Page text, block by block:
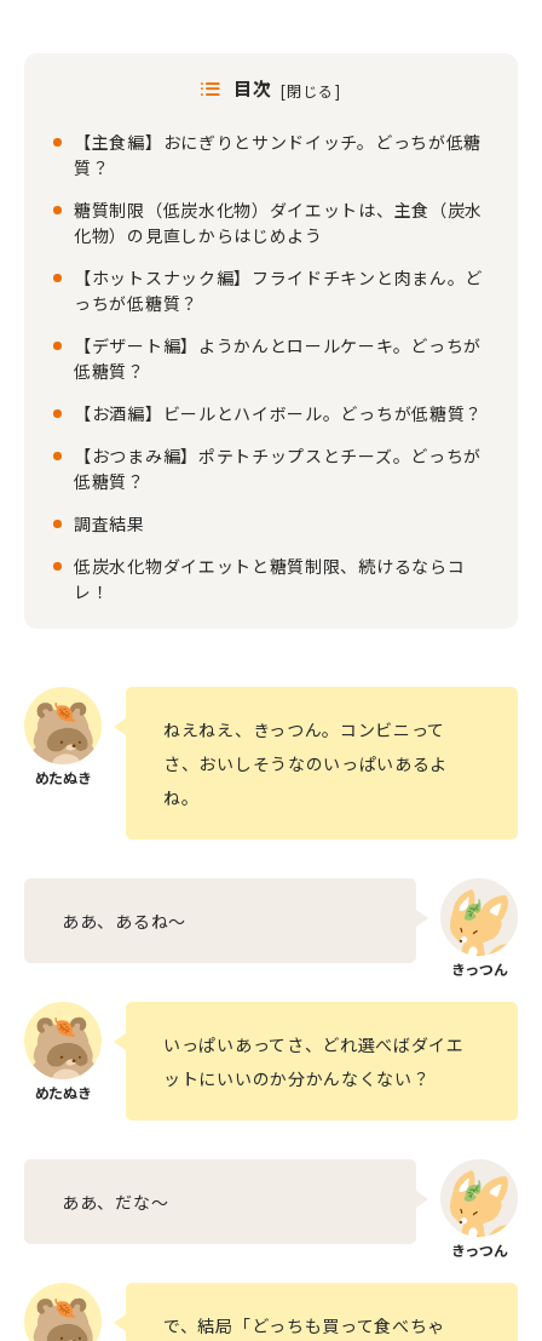
目次 [閉じる ]
【主食編】おにぎりとサンドイッチ。どっちが低糖
質？
糖質制限（低炭水化物）ダイエットは、主食（炭水
化物）の見直しからはじめよう
【ホットスナック編】フライドチキンと肉まん。ど
っちが低糖質？
【デザート編】ようかんとロールケーキ。どっちが
低糖質？
【お酒編】ビールとハイボール。どっちが低糖質？
【おつまみ編】ポテトチップスとチーズ。どっちが
低糖質？
調査結果
低炭水化物ダイエットと糖質制限、続けるならコ
レ！
ねえねえ、きっつん。コンビニって
さ、おいしそうなのいっぱいあるよ
ね。
ああ、あるね〜
いっぱいあってさ、どれ選べばダイエ
ットにいいのか分かんなくない？
ああ、だな〜
で、結局「どっちも買って食べちゃ